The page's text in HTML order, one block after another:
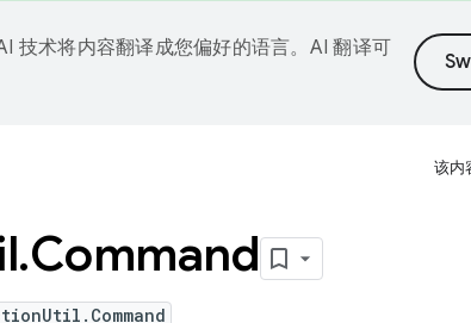
技术将内容翻译成您偏好的语言。AI 翻译可
该内
.Command